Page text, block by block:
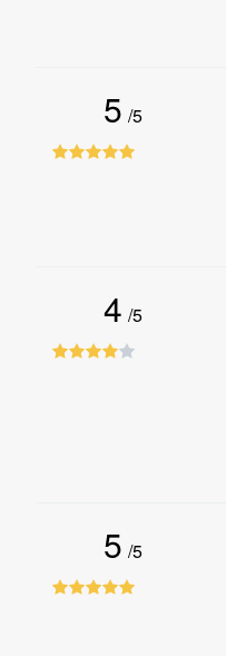
5 /5
4 /5
5 /5